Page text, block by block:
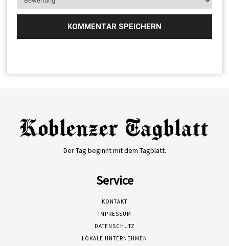
Der Tag beginnt mit dem Tagblatt.
Service
KONTAKT
IMPRESSUM
DATENSCHUTZ
LOKALE UNTERNEHMEN